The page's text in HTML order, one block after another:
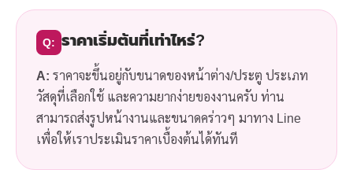
Q: ราคาเริ่มต้นที่เท่าไหร่?
A: ราคาจะขึ้นอยู่กับขนาดของหน้าต่าง/ประตู ประเภท
วัสดุที่เลือกใช้ และความยากง่ายของงานครับ ท่าน
สามารถส่งรูปหน้างานและขนาดคร่าวๆ มาทาง Line
เพื่อให้เราประเมินราคาเบื้องต้นได้ทันที